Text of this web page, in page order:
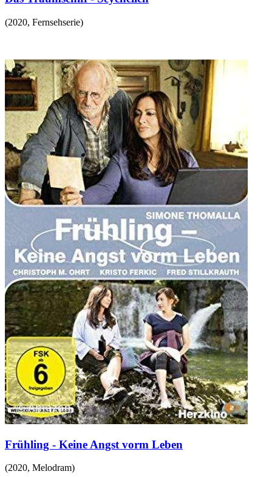
(2020, Fernsehserie)
Frühling - Keine Angst vorm Leben
(2020, Melodram)